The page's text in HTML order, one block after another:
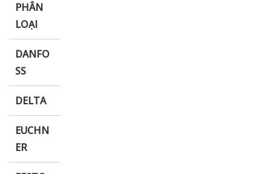
PHÂN
LOẠI
DANFO
SS
DELTA
EUCHN
ER